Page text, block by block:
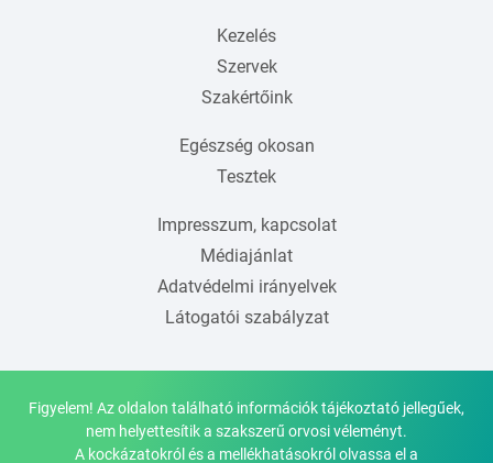
Kezelés
Szervek
Szakértőink
Egészség okosan
Tesztek
Impresszum, kapcsolat
Médiajánlat
Adatvédelmi irányelvek
Látogatói szabályzat
Figyelem! Az oldalon található információk tájékoztató jellegűek,
nem helyettesítik a szakszerű orvosi véleményt.
A kockázatokról és a mellékhatásokról olvassa el a